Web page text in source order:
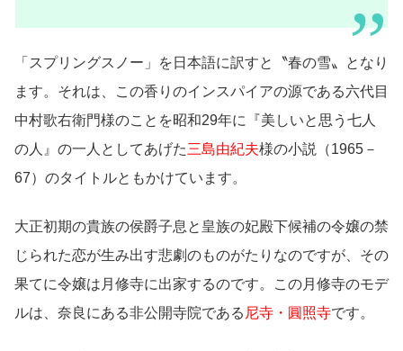
「スプリングスノー」を日本語に訳すと〝春の雪〟となり
ます。それは、この香りのインスパイアの源である六代目
中村歌右衛門様のことを昭和29年に『美しいと思う七人
の人』の一人としてあげた三島由紀夫様の小説（1965－
67）のタイトルともかけています。
大正初期の貴族の侯爵子息と皇族の妃殿下候補の令嬢の禁
じられた恋が生み出す悲劇のものがたりなのですが、その
果てに令嬢は月修寺に出家するのです。この月修寺のモデ
ルは、奈良にある非公開寺院である 尼寺・圓照寺です。